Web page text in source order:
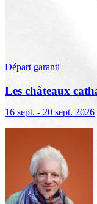
Départ garanti
Les châteaux
16 sept. - 20 sept. 2026